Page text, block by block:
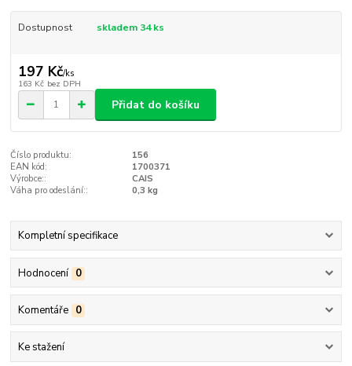
Dostupnost skladem 34 ks
197 Kč/ks
163 Kč bez DPH
Přidat do košíku
Číslo produktu:
156
EAN kód:
1700371
Výrobce::
CAIS
Váha pro odeslání::
0,3 kg
Kompletní specifikace
Hodnocení 0
Komentáře 0
Ke stažení